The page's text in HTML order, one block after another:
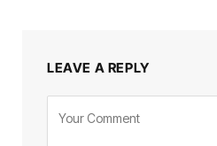
LEAVE A REPLY